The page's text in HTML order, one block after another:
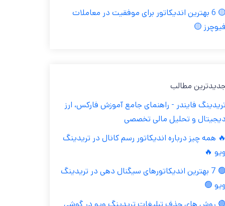
🟡 6 بهترین اندیکاتور برای موفقیت در معاملات
فیوچرز 🟡
جدیدترین مطالب
تریدینگ فایندر - راهنمای جامع آموزش فارکس، ارز
دیجیتال و تحلیل مالی تخصصی
🔥 همه چیز درباره اندیکاتور رسم کانال در تریدینگ
ویو 🔥
🟢 7 بهترین اندیکاتورهای سیگنال دهی در تریدینگ
ویو 🟢